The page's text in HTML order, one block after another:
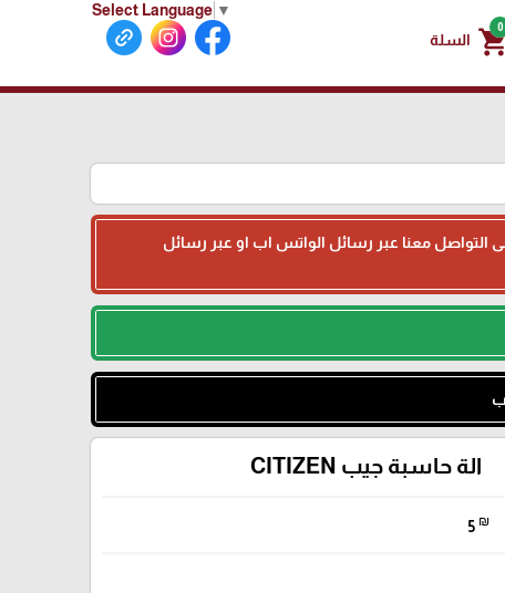
Select Language ▼
0
السلة
التواصل معنا عبر رسائل الواتس اب او عبر رسائل
الة حاسبة جيب CITIZEN
5 ₪